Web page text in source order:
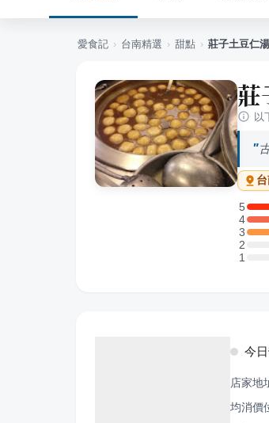
愛食記 › 台南精選 › 甜點 › 莊子土豆仁
莊
以
5
5 星
4
4 星
3
3 星
2
2 星
11 星
今
店家地
均消價